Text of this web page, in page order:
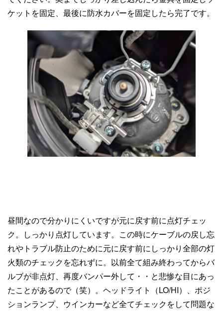
ケットを固定、最後に防水カバーを固定したら完了です。
昼間なので分かりにくいですが元に戻す前に点灯チェッ
ク。しっかり点灯しています。この時にケーブルの戻し忘
れやトラブル防止のために元に戻す前にしっかり全部の灯
火類のチェックを忘れずに。以前全て組み終わってからバ
ルブが非点灯、再度バンパー外して・・と悲惨な目にあっ
たことがあるので（笑）。ヘッドライト（LO/HI）、ポジ
ションランプ、ウインカーなど全てチェックをして問題な